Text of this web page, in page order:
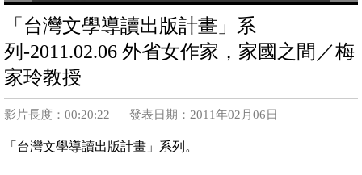
「台灣文學導讀出版計畫」系
列-2011.02.06 外省女作家，家國之間／梅
家玲教授
影片長度：00:20:22 發表日期：2011年02月06日
「台灣文學導讀出版計畫」系列。